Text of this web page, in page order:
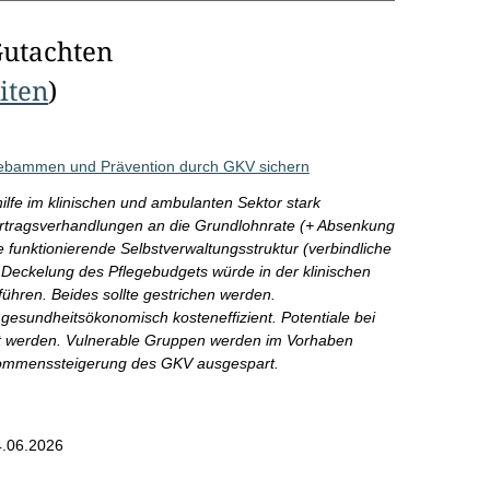
)
und Prävention durch GKV sichern
im klinischen und ambulanten Sektor stark
an die Grundlohnrate (+ Absenkung
Selbstverwaltungsstruktur (verbindliche
des Pflegebudgets würde in der klinischen
Beides sollte gestrichen werden.
kosteneffizient. Potentiale bei
Vulnerable Gruppen werden im Vorhaben
des GKV ausgespart.